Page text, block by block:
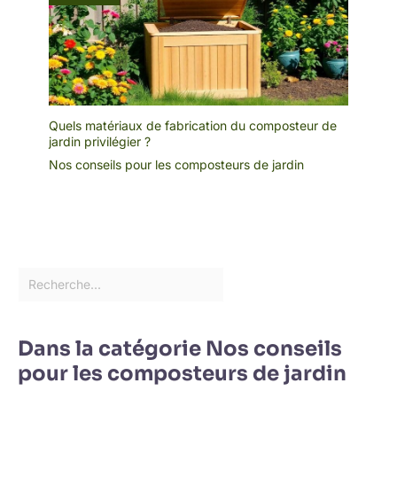
Quels matériaux de fabrication du composteur de
jardin privilégier ?
Nos conseils pour les composteurs de jardin
Dans la catégorie Nos conseils
pour les composteurs de jardin